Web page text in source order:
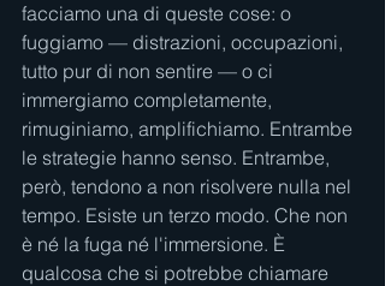
facciamo una di queste cose: o
fuggiamo — distrazioni, occupazioni,
tutto pur di non sentire — o ci
immergiamo completamente,
rimuginiamo, amplifichiamo. Entrambe
le strategie hanno senso. Entrambe,
però, tendono a non risolvere nulla nel
tempo. Esiste un terzo modo. Che non
è né la fuga né l'immersione. È
qualcosa che si potrebbe chiamare